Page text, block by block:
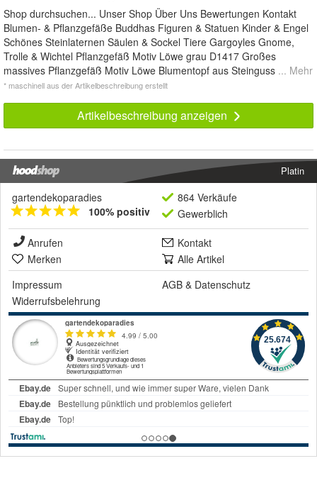
Shop durchsuchen... Unser Shop Über Uns Bewertungen Kontakt
Blumen- & Pflanzgefäße Buddhas Figuren & Statuen Kinder & Engel
Schönes Steinlaternen Säulen & Sockel Tiere Gargoyles Gnome,
Trolle & Wichtel Pflanzgefäß Motiv Löwe grau D1417 Großes
massives Pflanzgefäß Motiv Löwe Blumentopf aus Steinguss ... Mehr
* maschinell aus der Artikelbeschreibung erstellt
Artikelbeschreibung anzeigen
Platin
gartendekoparadies
100% positiv
864 Verkäufe
Gewerblich
Anrufen
Kontakt
Merken
Alle Artikel
Impressum
AGB & Datenschutz
Widerrufsbelehrung